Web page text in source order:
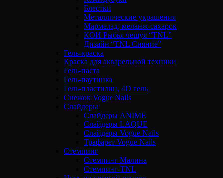
Блестки
Металлические украшения
Мармелад, меланж-сахарок
КОИ Рыбья чешуя “TNL”
Дизайн “TNL Сияние”
Гель-краска
Краска для акварельной техники
Гель-паста
Гель-паутинка
Гель-пластилин, 4D гель
Снежок Vogue Nails
Слайдеры
Слайдеры ANIME
Слайдеры LAQUE
Слайдеры Vogue Nails
Трафарет Vogue Nails
Стемпинг
Стемпинг Малина
Стемпинг-TNL